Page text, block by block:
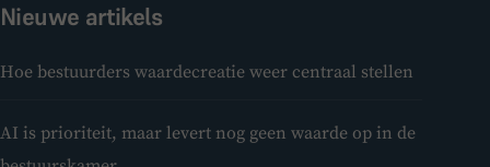
Nieuwe artikels
Hoe bestuurders waardecreatie weer centraal stellen
AI is prioriteit, maar levert nog geen waarde op in de